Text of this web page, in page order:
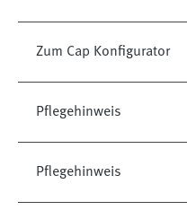
Zum Cap Konfigurator
Pflegehinweis
Pflegehinweis